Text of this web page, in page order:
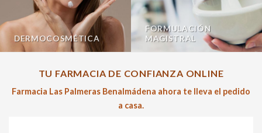
DERMOCOSMÉTICA
FORMULACIÓN
MAGISTRAL
TU FARMACIA DE CONFIANZA ONLINE
Farmacia Las Palmeras Benalmádena ahora te lleva el pedido
a casa.